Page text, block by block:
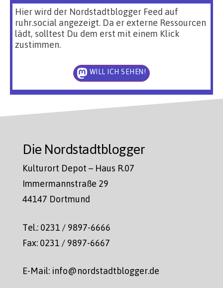
Hier wird der Nordstadtblogger Feed auf
ruhr.social angezeigt. Da er externe Ressourcen
lädt, solltest Du dem erst mit einem Klick
zustimmen.
WILL ICH SEHEN!
Die Nordstadtblogger
Kulturort Depot – Haus R.07
Immermannstraße 29
44147 Dortmund
Tel.: 0231 / 9897-6666
Fax: 0231 / 9897-6667
E-Mail: info@nordstadtblogger.de